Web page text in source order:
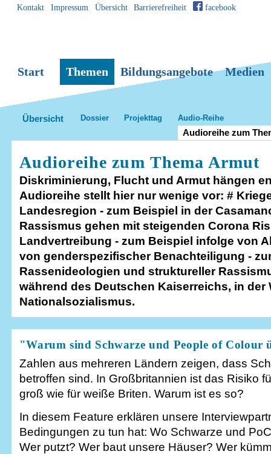
Direkt
Direkt
zur
Benutzerspezifische
Sektionen
Start Themen Bildungsangebote Medien
Übersicht Dossier Projekttag Audio-Reihe
Audioreihe zum
Audioreihe zum Thema Armut
Diskriminierung, Flucht und Armut hängen
Audioreihe stellt hier nur wenige vor: #
Landesregion - zum Beispiel in der
Rassismus gehen mit steigenden Corona
Landvertreibung - zum Beispiel infolge von
von genderspezifischer Benachteiligung -
Rassenideologien und struktureller
während des Deutschen Kaiserreichs, in
Nationalsozialismus.
"Warum sind Schwarze und People of
Zahlen aus mehreren Ländern zeigen, dass
betroffen sind. In Großbritannien ist das Risiko
groß wie für weiße Briten. Warum ist es so?
In diesem Feature erklären unsere
Bedingungen zu tun hat: Wo Schwarze und
Wer putzt? Wer baut unsere Häuser? Wer
Kontakt Impressum Übersicht Barrierefreiheit facebook